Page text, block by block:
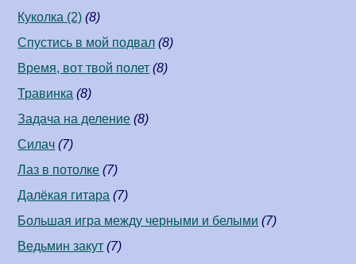
Куколка (2) (8)
Спустись в мой подвал (8)
Время, вот твой полет (8)
Травинка (8)
Задача на деление (8)
Силач (7)
Лаз в потолке (7)
Далёкая гитара (7)
Большая игра между черными и белыми (7)
Ведьмин закут (7)